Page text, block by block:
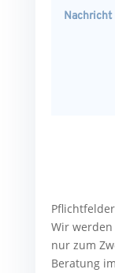
Wir werden
nur zum
Beratung